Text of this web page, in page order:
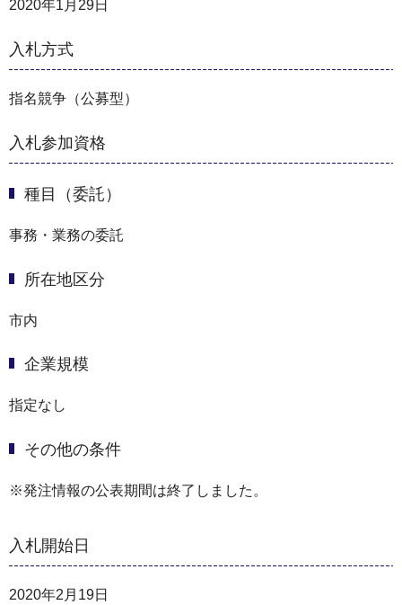
2020年1月29日
入札方式
指名競争（公募型）
入札参加資格
種目（委託）
事務・業務の委託
所在地区分
市内
企業規模
指定なし
その他の条件
※発注情報の公表期間は終了しました。
入札開始日
2020年2月19日